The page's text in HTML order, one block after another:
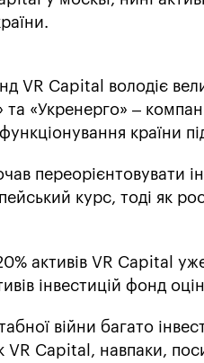
VR Capital володіє
та «Укренерго» –
країни
переорієнтовувати
курс, тоді як
активів VR Capital
інвестицій фонд
війни багато
VR Capital, навпаки,